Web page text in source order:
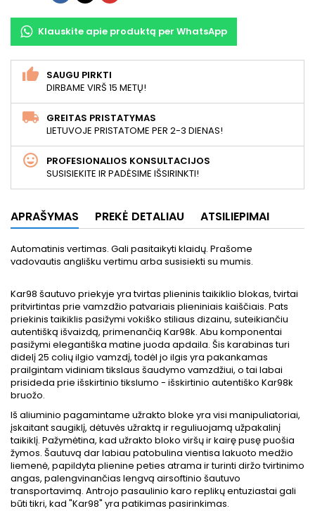
Klauskite apie produktą per WhatsApp
SAUGU PIRKTI
DIRBAME VIRŠ 15 METŲ!
GREITAS PRISTATYMAS
LIETUVOJE PRISTATOME PER 2-3 DIENAS!
PROFESIONALIOS KONSULTACIJOS
SUSISIEKITE IR PADĖSIME IŠSIRINKTI!
APRAŠYMAS PREKĖ DETALIAU ATSILIEPIMAI
Automatinis vertimas. Gali pasitaikyti klaidų. Prašome
vadovautis anglišku vertimu arba susisiekti su mumis.
Kar98 šautuvo priekyje yra tvirtas plieninis taikiklio blokas, tvirtai
pritvirtintas prie vamzdžio patvariais plieniniais kaiščiais. Pats
priekinis taikiklis pasižymi vokiško stiliaus dizainu, suteikiančiu
autentišką išvaizdą, primenančią Kar98k. Abu komponentai
pasižymi elegantiška matine juoda apdaila. Šis karabinas turi
didelį 25 colių ilgio vamzdį, todėl jo ilgis yra pakankamas
prailgintam vidiniam tikslaus šaudymo vamzdžiui, o tai labai
prisideda prie išskirtinio tikslumo - išskirtinio autentiško Kar98k
bruožo.
Iš aliuminio pagamintame užrakto bloke yra visi manipuliatoriai,
įskaitant saugiklį, dėtuvės užraktą ir reguliuojamą užpakalinį
taikiklį. Pažymėtina, kad užrakto bloko viršų ir kairę pusę puošia
žymos. Šautuvą dar labiau patobulina vientisa lakuoto medžio
liemenė, papildyta plienine peties atrama ir turinti diržo tvirtinimo
angas, palengvinančias lengvą airsoftinio šautuvo
transportavimą. Antrojo pasaulinio karo replikų entuziastai gali
būti tikri, kad "Kar98" yra patikimas pasirinkimas.